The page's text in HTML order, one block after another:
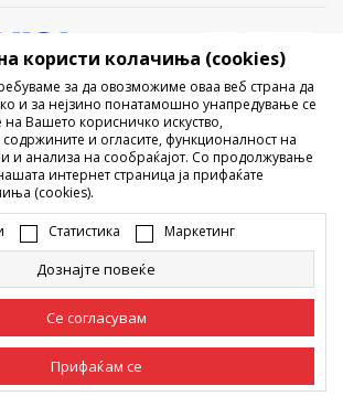
или користење на содржината од
на Sport Vision, делумно или целосно a се
марки, комерцијални содржини, ниту
на трети лица, јавно да се објавуваат или да
какви цели, без писмена согласност од БДС.МК
ДООЕЛ.
што попрецизни во описот на производот,
цена, но не можеме да гарантираме дака
се комплетни и без грешка. Сите прикажани
достапни во секој момент. Достапноста на
ја проверите и на телефонскиот број 02 3055
222.
, ИзработкаNB SOFT. Сите права задржани.
користи колачиња (cookies)
за да овозможиме оваа веб страна да
и за нејзино понатамошно унапредување се
Вашето корисничко искуство,
и огласите, функционалност на
и анализа на сообраќајот. Со продолжување
интернет страница ја прифаќате
(cookies).
Статистика Маркетинг
Дознајте повеќе
Се согласувам
Прифаќам се